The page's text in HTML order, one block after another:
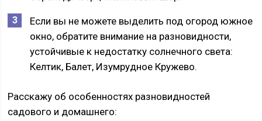
Если вы не можете выделить под огород южное
окно, обратите внимание на разновидности,
устойчивые к недостатку солнечного света:
Келтик, Балет, Изумрудное Кружево.
Расскажу об особенностях разновидностей
садового и домашнего: